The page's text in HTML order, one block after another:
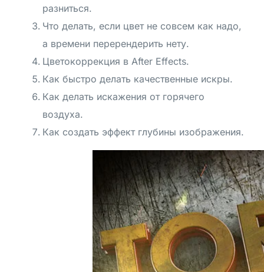
разниться.
Что делать, если цвет не совсем как надо,
а времени перерендерить нету.
Цветокоррекция в After Effects.
Как быстро делать качественные искры.
Как делать искажения от горячего
воздуха.
Как создать эффект глубины изображения.